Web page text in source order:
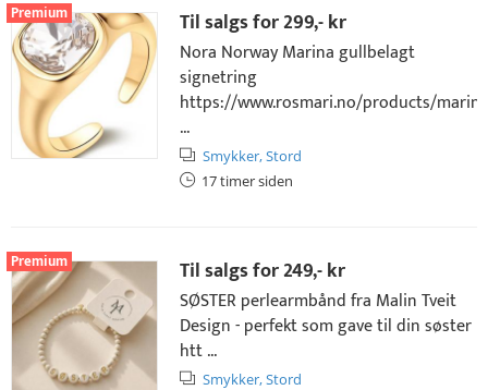
Premium Til salgs for299,- kr
Nora Norway Marina gullbelagt
signetring
https://www.rosmari.no/products/
...
Smykker,Stord
17 timer siden
Premium Til salgs for249,- kr
SØSTER perlearmbånd fra Malin Tveit
Design - perfekt som gave til din søster
htt ...
Smykker,Stord